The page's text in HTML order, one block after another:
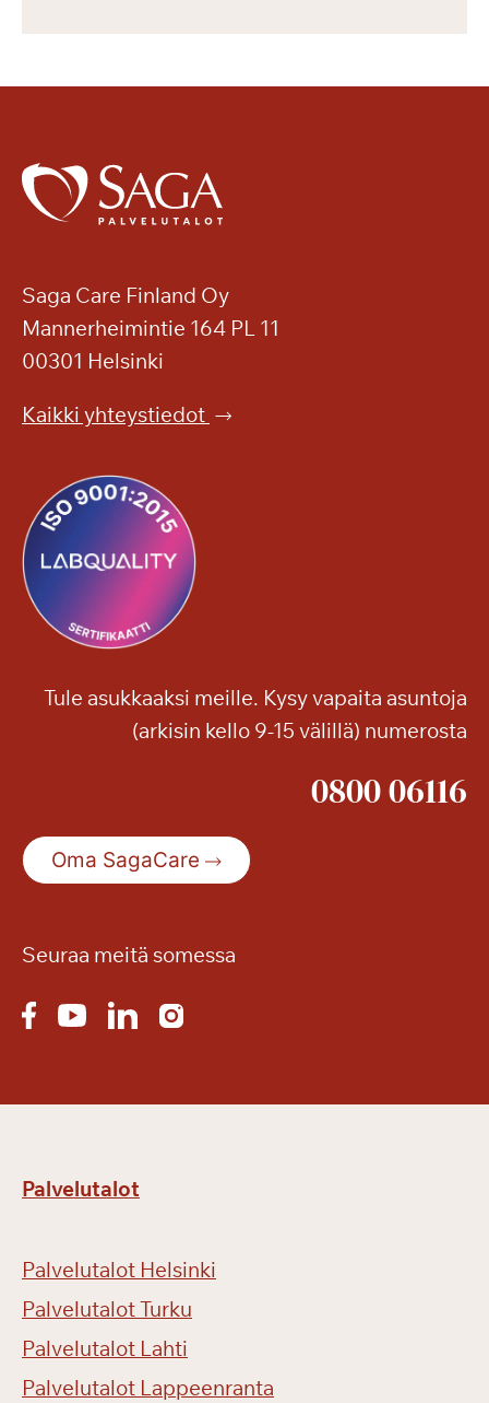
Saga Care Finland Oy
Mannerheimintie 164 PL 11
00301 Helsinki
Kaikki yhteystiedot
Tule asukkaaksi meille. Kysy vapaita asuntoja
(arkisin kello 9-15 välillä) numerosta
0800 06116
Oma SagaCare
Seuraa meitä somessa
Palvelutalot
Palvelutalot Helsinki
Palvelutalot Turku
Palvelutalot Lahti
Palvelutalot Lappeenranta